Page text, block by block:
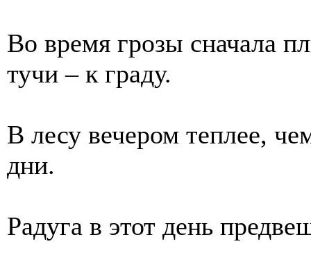
Во время грозы сначала
тучи – к граду.
В лесу вечером теплее,
дни.
Радуга в этот день